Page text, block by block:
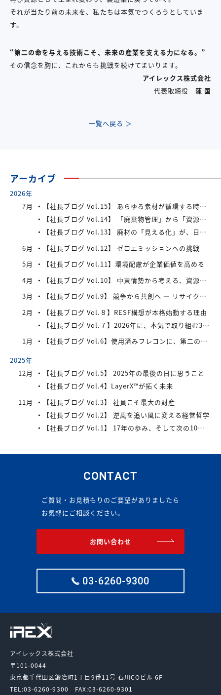
それが当たり前の未来を、私たちは本気でつくろうとしていま
す。
“第二の命を与える技術こそ、未来の産業を支える力になる。”
その信念を胸に、これからも挑戦を続けてまいります。
アイレックス株式会社
代表取締役 陳 国
一覧へ戻る ＞
アーカイブ
2026年
7月
【社長ブログ Vol.15】 あらゆる素材が循環する時代へ
【社長ブログ Vol.14】 「廃棄物管理」から「資源管理」へ
【社長ブログ Vol.13】 廃材の「見える化」が、日本の資源循環を変える
6月
【社長ブログ Vol.12】 ゼロエミッションへの挑戦
5月
【社長ブログ Vol.11】環境配慮が企業価値を高める
4月
【社長ブログ Vol.10】 中東情勢から考える、資源と経営の本質
3月
【社長ブログ Vol.9】 競争から共創へ ― リサイクル業界の次の10年
2月
【社長ブログ Vol.８】RESF構想が本格始動する理由
【社長ブログ Vol.７】2026年に、本気で取り組む3つのテーマ
1月
【社長ブログ Vol.6】使用済みフレコンに、第二の命を。
2025年
12月
【社長ブログ Vol.5】 2025年の最後の日に思うこと
【社長ブログ Vol.4】LayerX™が拓く未来
11月
【社長ブログ Vol.3】 社員こそ最大の財産
【社長ブログ Vol.2】 逆風を追い風に変える経営哲学
【社長ブログ Vol.1】 17年の歩み、そして次の10年へ
CONTACT
ご質問・お見積もりのご要望がありましたら
お気軽にご相談ください。
お問い合わせ
03-6260-9300
アイレックス株式会社
〒101-0044
東京都千代田区鍛冶町1丁目9番11号 石川COビル 6F
TEL:03-6260-9300 FAX:03-6260-9301